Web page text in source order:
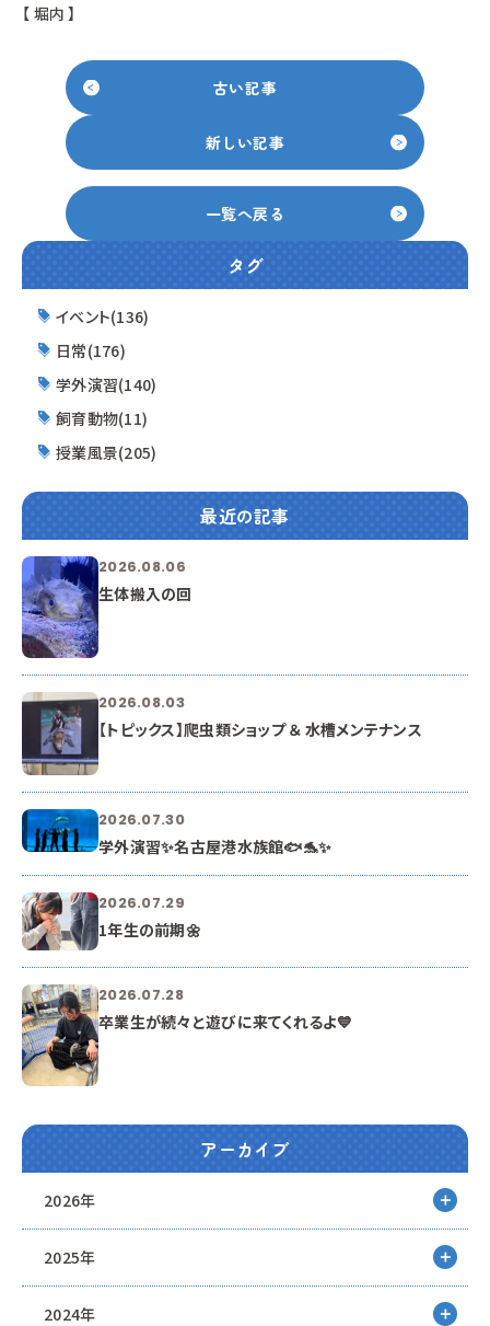
【 堀内 】
古い記事
新しい記事
一覧へ戻る
タグ
イベント(136)
日常(176)
学外演習(140)
飼育動物(11)
授業風景(205)
最近の記事
2026.08.06
生体搬入の回
2026.08.03
【トピックス】爬虫類ショップ ＆ 水槽メンテナンス
2026.07.30
学外演習✨名古屋港水族館🐟🐬✨
2026.07.29
1年生の前期🌼
2026.07.28
卒業生が続々と遊びに来てくれるよ💙
アーカイブ
2026年
2025年
2024年